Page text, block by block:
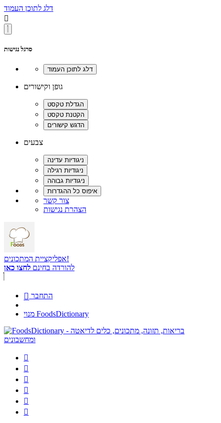
דלג לתוכן העמוד

סרגל נגישות
גופן וקישורים
צבעים
צור קשר
הצהרת נגישות
אפליקציית המתכונים!
להורדה בחינם לחצו כאן
 התחבר
מנוי FoodsDictionary





